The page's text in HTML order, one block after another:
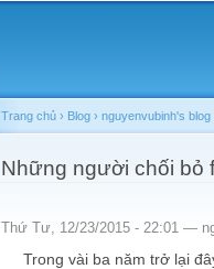
You are here
Trang chủ › Blog › nguyenvubinh's blog
Những người chối bỏ
Thứ Tư, 12/23/2015 - 22:01 —
Trong vài ba năm trở lại